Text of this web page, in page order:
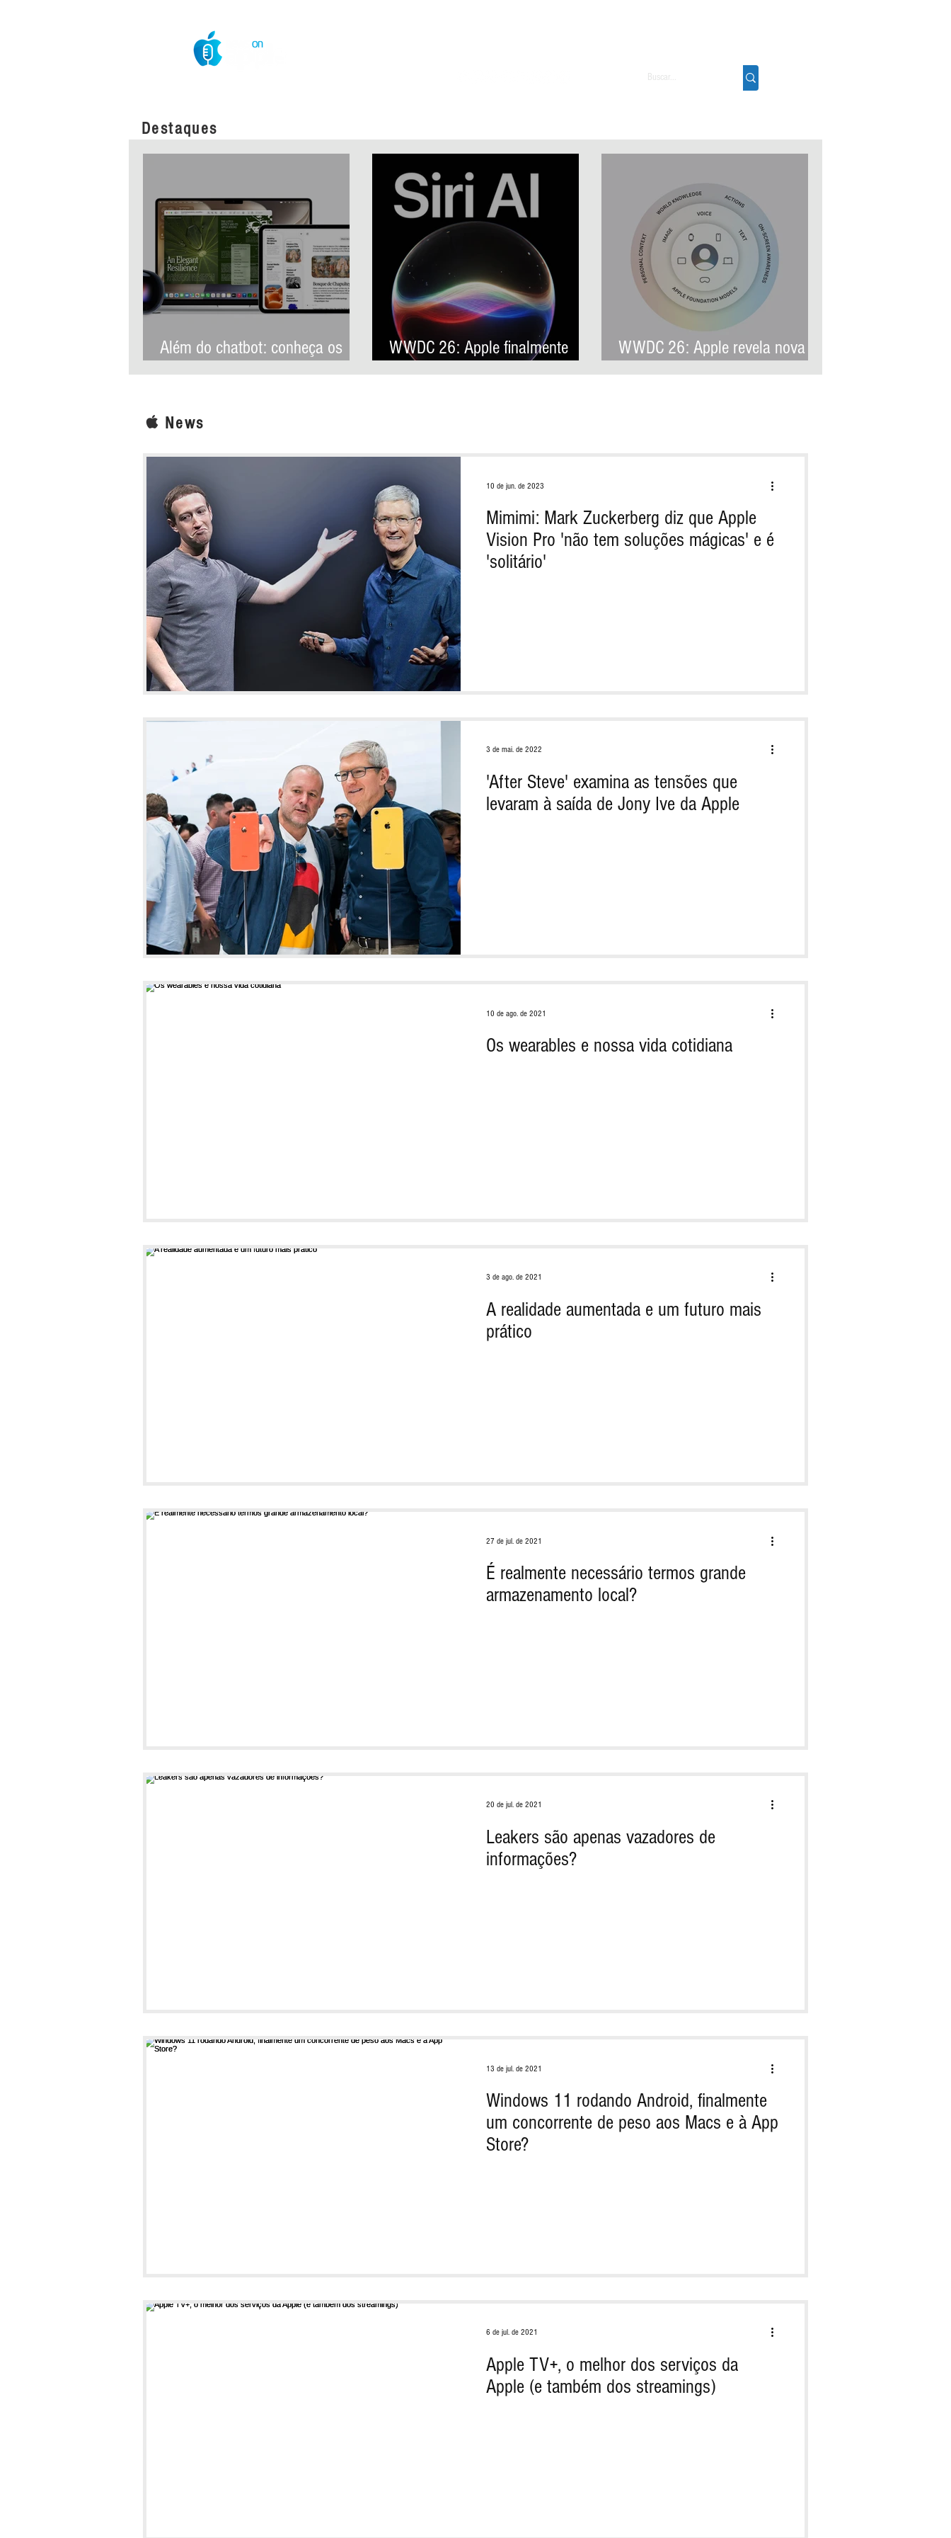
Destaques
Além do chatbot: conheça os
recursos que transformarão a
ambiciosa da história da Apple
WWDC 26: Apple finalmente
anuncia Siri AI, sua nova
WWDC 26: Apple revela nova
arquitetura de IA para levar
News
Mimimi: Mark Zuckerberg diz que Apple
Vision Pro 'não tem soluções mágicas' e é
'solitário'
10 de jun. de 2023
'After Steve' examina as tensões que
levaram à saída de Jony Ive da Apple
3 de mai. de 2022
Os wearables e nossa vida cotidiana
10 de ago. de 2021
A realidade aumentada e um futuro mais
prático
3 de ago. de 2021
É realmente necessário termos grande
armazenamento local?
27 de jul. de 2021
Leakers são apenas vazadores de
informações?
20 de jul. de 2021
Windows 11 rodando Android, finalmente
um concorrente de peso aos Macs e à App
Store?
13 de jul. de 2021
Apple TV+, o melhor dos serviços da
Apple (e também dos streamings)
6 de jul. de 2021